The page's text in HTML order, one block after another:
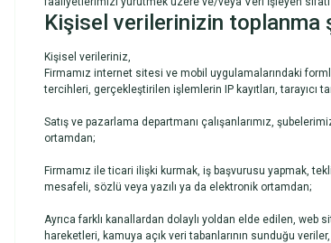
Kişisel verilerinizin toplanma
Kişisel verileriniz,
Firmamız internet sitesi ve mobil uygulamalarındaki
tercihleri, gerçekleştirilen işlemlerin IP kayıtları, tarayıcı
Satış ve pazarlama departmanı çalışanlarımız,
ortamdan;
Firmamız ile ticari ilişki kurmak, iş başvurusu yapmak,
mesafeli, sözlü veya yazılı ya da elektronik ortamdan;
Ayrıca farklı kanallardan dolaylı yoldan elde edilen,
hareketleri, kamuya açık veri tabanlarının sunduğu